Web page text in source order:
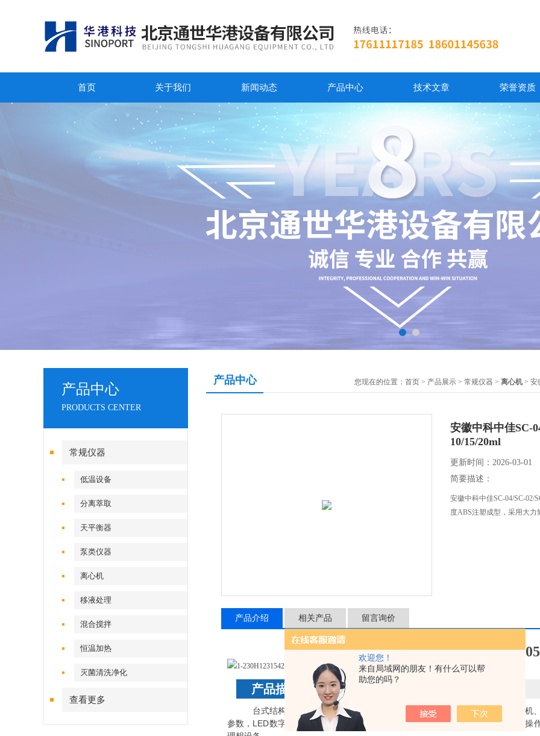
欢迎您！
来自局域网的朋友！有什么可以帮
助您的吗？
首页 关于我们 新闻动态 产品中心 技术文章 荣誉资质
产品中心
PRODUCTS CENTER
常规仪器
低温设备
分离萃取
天平衡器
泵类仪器
离心机
移液处理
混合搅拌
恒温加热
灭菌清洗净化
查看更多
产品中心 您现在的位置： 首页 > 产品展示 > 常规仪器 > 离心机 > 安
安徽中科中佳SC-
10/15/20ml
更新时间：2026-03-01
简要描述：
安徽中科中佳SC-04/SC-
度ABS注塑成型，采用大力
产品介绍 相关产品 留言询价
安徽中科中佳SC-04/SC-02/SC-
产品描述
台式结构，体积小巧，外壳采用高强度ABS注塑成型，采用大力矩直流电机
参数，LED数字显示。转子采用铝合金材料制成，可与多种常规试管匹配。该机操